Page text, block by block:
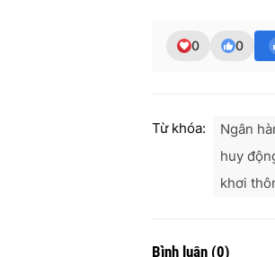
0 0
Từ khóa: Ngân
huy
khơi
Bình luận (0)